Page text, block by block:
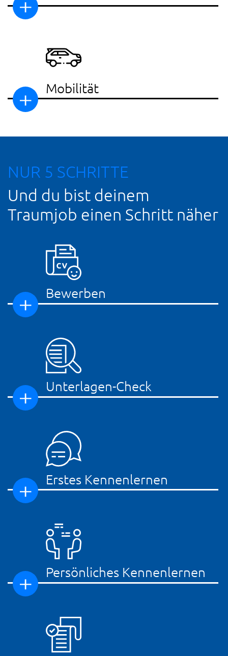
Mobilität
NUR 5 SCHRITTE
Und du bist deinem
Traumjob einen Schritt näher
Bewerben
Unterlagen-Check
Erstes Kennenlernen
Persönliches Kennenlernen